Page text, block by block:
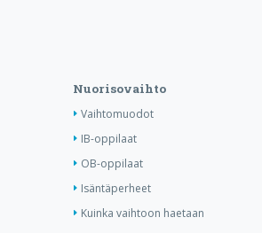
Nuorisovaihto
Vaihtomuodot
IB-oppilaat
OB-oppilaat
Isäntäperheet
Kuinka vaihtoon haetaan